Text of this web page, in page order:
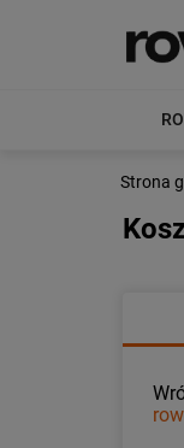
Strona